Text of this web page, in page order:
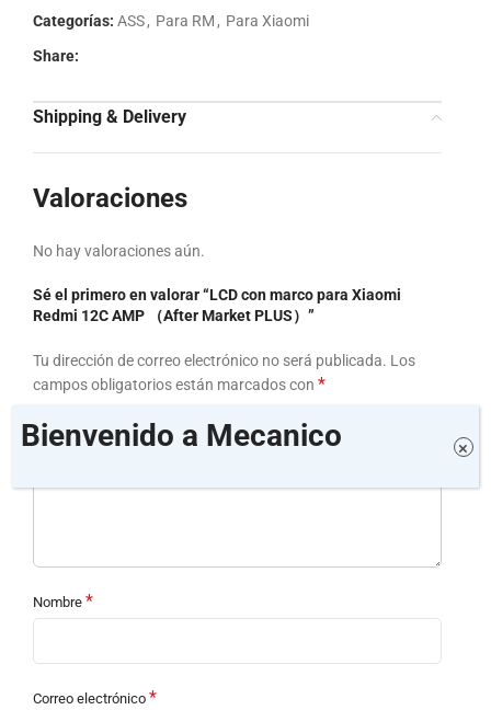
Categorías: ASS, Para RM , Para Xiaomi
Share:
Shipping & Delivery
Valoraciones
No hay valoraciones aún.
Sé el primero en valorar “LCD con marco para Xiaomi
Redmi 12C AMP （After Market PLUS）”
Tu dirección de correo electrónico no será publicada. Los
campos obligatorios están marcados con *
Tu puntuación*
Nombre *
Correo electrónico *
Bienvenido a Mecanico ×